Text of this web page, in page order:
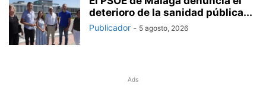
deterioro de la sanidad pública...
Publicador - 5 agosto, 2026
Ads